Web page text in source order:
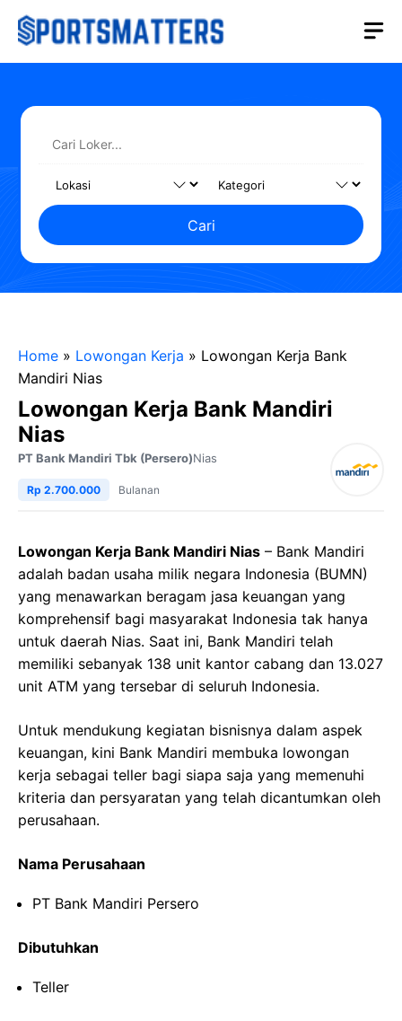
Langsung
Cari
Home » Lowongan Kerja » Lowongan Kerja Bank
Mandiri Nias
Lowongan Kerja Bank Mandiri
Nias
PT Bank Mandiri Tbk (Persero)Nias
Rp 2.700.000 Bulanan
Lowongan Kerja Bank Mandiri Nias – Bank Mandiri
adalah badan usaha milik negara Indonesia (BUMN)
yang menawarkan beragam jasa keuangan yang
komprehensif bagi masyarakat Indonesia tak hanya
untuk daerah Nias. Saat ini, Bank Mandiri telah
memiliki sebanyak 138 unit kantor cabang dan 13.027
unit ATM yang tersebar di seluruh Indonesia.
Untuk mendukung kegiatan bisnisnya dalam aspek
keuangan, kini Bank Mandiri membuka lowongan
kerja sebagai teller bagi siapa saja yang memenuhi
kriteria dan persyaratan yang telah dicantumkan oleh
perusahaan.
Nama Perusahaan
PT Bank Mandiri Persero
Dibutuhkan
Teller